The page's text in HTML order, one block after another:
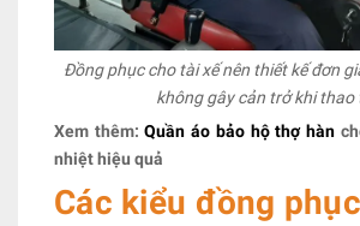
Đồng phục cho tài xế nên thiết kế đơn
không gây cản trở khi thao
Xem thêm:Quần áo bảo hộ thợ hàn
nhiệt hiệu quả
Các kiểu đồng